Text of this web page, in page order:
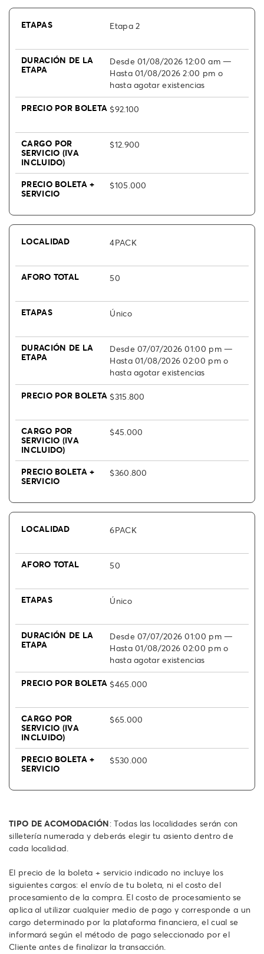
Etapa 2
Desde 01/08/2026 12:00 am —
Hasta 01/08/2026 2:00 pm o
hasta agotar existencias
$92.100
$12.900
$105.000
4PACK
50
Único
Desde 07/07/2026 01:00 pm —
Hasta 01/08/2026 02:00 pm o
hasta agotar existencias
$315.800
$45.000
$360.800
6PACK
50
Único
Desde 07/07/2026 01:00 pm —
Hasta 01/08/2026 02:00 pm o
hasta agotar existencias
$465.000
$65.000
$530.000
TIPO DE ACOMODACIÓN: Todas las localidades serán con
silletería numerada y deberás elegir tu asiento dentro de
cada localidad.
El precio de la boleta + servicio indicado no incluye los
siguientes cargos: el envío de tu boleta, ni el costo del
procesamiento de la compra. El costo de procesamiento se
aplica al utilizar cualquier medio de pago y corresponde a un
cargo determinado por la plataforma financiera, el cual se
informará según el método de pago seleccionado por el
Cliente antes de finalizar la transacción.